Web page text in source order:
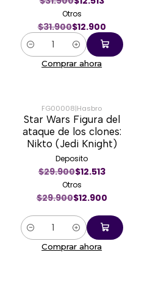
Otros
$31.900$12.900
Cantidad
Comprar ahora
-57%
FG00008|Hasbro
Star Wars Figura del
ataque de los clones:
Nikto (Jedi Knight)
Deposito
$29.900$12.513
Otros
$29.900$12.900
Cantidad
Comprar ahora